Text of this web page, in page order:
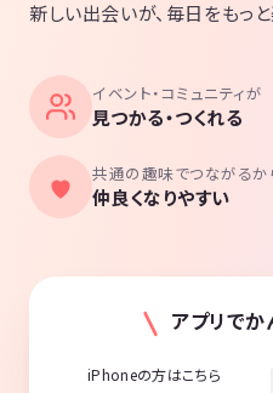
新しい出会いが、毎日をもっと
イベント・コミュニティが
見つかる・つくれる
共通の趣味でつながるか
仲良くなりやすい
アプリでか
iPhoneの方はこちら